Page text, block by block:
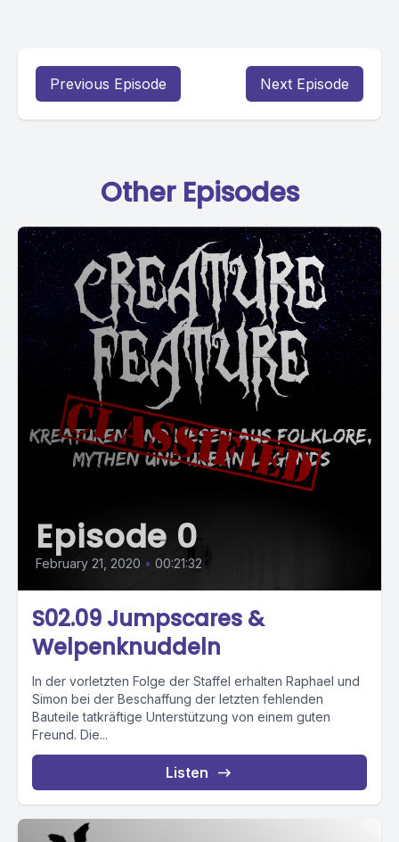
Previous Episode Next Episode
Other Episodes
Episode 0
February 21, 2020 • 00:21:32
S02.09 Jumpscares &
Welpenknuddeln
In der vorletzten Folge der Staffel erhalten Raphael und
Simon bei der Beschaffung der letzten fehlenden
Bauteile tatkräftige Unterstützung von einem guten
Freund. Die...
Listen